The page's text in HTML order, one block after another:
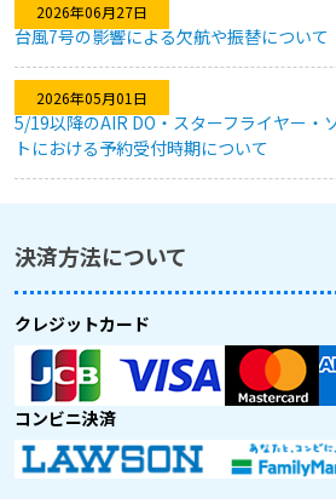
★★★★★
キャンセル対応
2026年06月27日
台風7号の影響による欠航や振替について
2026年05月01日
5/19以降のAIR DO・スターフライヤー・
トにおける予約受付時期について
決済方法について
クレジットカード
コンビニ決済